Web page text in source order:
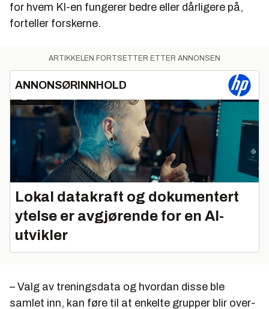
for hvem KI-en fungerer bedre eller dårligere på,
forteller forskerne.
ARTIKKELEN FORTSETTER ETTER ANNONSEN
ANNONSØRINNHOLD
Lokal datakraft og dokumentert
ytelse er avgjørende for en AI-
utvikler
– Valg av treningsdata og hvordan disse ble
samlet inn, kan føre til at enkelte grupper blir over-